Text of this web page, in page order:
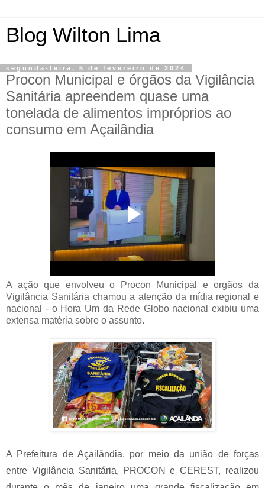
Blog Wilton Lima
segunda-feira, 5 de fevereiro de 2024
Procon Municipal e órgãos da Vigilância
Sanitária apreendem quase uma
tonelada de alimentos impróprios ao
consumo em Açailândia
A ação que envolveu o Procon Municipal e orgãos da
Vigilância Sanitária chamou a atenção da mídia regional e
nacional - o Hora Um da Rede Globo nacional exibiu uma
extensa matéria sobre o assunto.
A Prefeitura de Açailândia, por meio da união de forças
entre Vigilância Sanitária, PROCON e CEREST, realizou